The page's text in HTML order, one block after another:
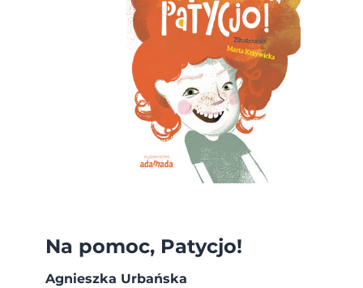
Na pomoc, Patycjo!
Agnieszka Urbańska